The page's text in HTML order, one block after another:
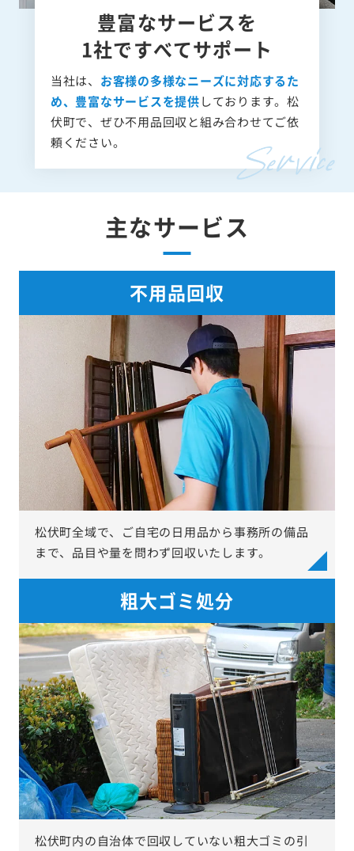
豊富なサービスを
1社ですべてサポート
当社は、 お客様の多様なニーズに対応するた
め、豊富なサービスを提供しております。松
伏町で、ぜひ不用品回収と組み合わせてご依
頼ください。
主なサービス
不用品回収
松伏町全域で、ご自宅の日用品から事務所の備品
まで、品目や量を問わず回収いたします。
粗大ゴミ処分
松伏町内の自治体で回収していない粗大ゴミの引